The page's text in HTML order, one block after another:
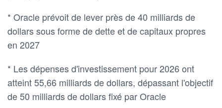
* Oracle prévoit de lever près de 40 milliards de
dollars sous forme de dette et de capitaux propres
en 2027
* Les dépenses d'investissement pour 2026 ont
atteint 55,66 milliards de dollars, dépassant l'objectif
de 50 milliards de dollars fixé par Oracle